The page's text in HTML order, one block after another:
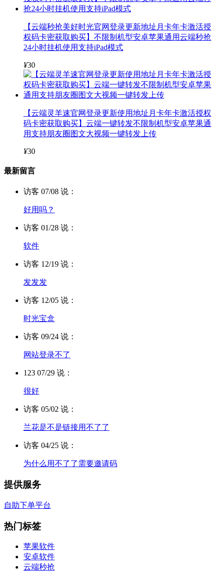
【云端秒抢美好时光官网登录更新地址月卡年卡激活授
权码卡密获取购买】不限制机型安卓苹果通用云端秒抢
24小时挂机使用支持iPad模式
¥30
【云端灵羊速官网登录更新使用地址月卡年卡激活授权
码卡密获取购买】云端一键转发不限制机型安卓苹果通
用支持朋友圈图文大视频一键转发上传
¥30
最新留言
访客 07/08 说：
好用吗？
访客 01/28 说：
软件
访客 12/19 说：
发发发
访客 12/05 说：
时光宝盒
访客 09/24 说：
网站登录不了
123 07/29 说：
很好
访客 05/02 说：
兰花是不是链接用不了了
访客 04/25 说：
为什么用不了了需要邀请码
提供服务
自助下单平台
热门标签
苹果软件
安卓软件
云端秒抢